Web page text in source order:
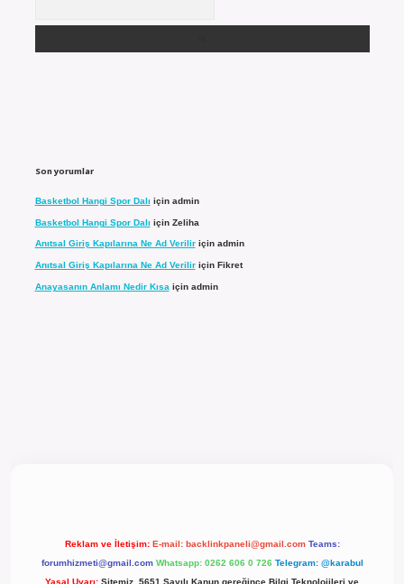
Son yorumlar
Basketbol Hangi Spor Dalı için admin
Basketbol Hangi Spor Dalı için Zeliha
Anıtsal Giriş Kapılarına Ne Ad Veriliriçin admin
Anıtsal Giriş Kapılarına Ne Ad Veriliriçin Fikret
Anayasanın Anlamı Nedir Kısa için admin
Reklam ve İletişim: E-mail: backlinkpaneli@gmail.com Teams:
forumhizmeti@gmail.com Whatsapp: 0262 606 0 726 Telegram: @karabul
Yasal Uyarı: Sitemiz, 5651 Sayılı Kanun gereğince Bilgi Teknolojileri ve